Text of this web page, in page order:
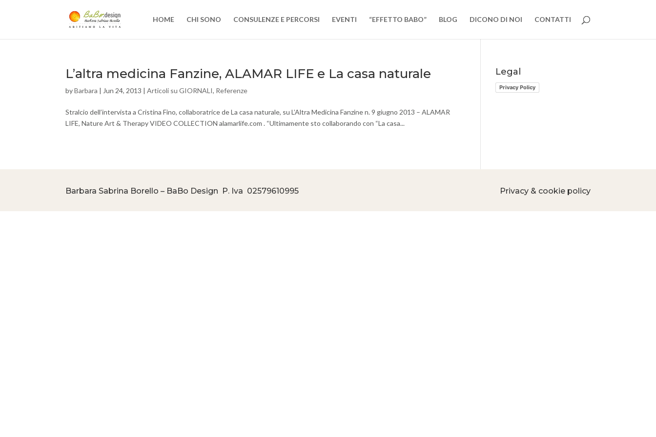
HOME CHI SONO CONSULENZE E PERCORSI EVENTI “EFFETTO BABO” BLOG DICONO DI NOI CONTATTI
L’altra medicina Fanzine, ALAMAR LIFE e La casa naturale
byBarbara | Jun 24, 2013 |Articoli su GIORNALI, Referenze
Stralcio dell’intervista a Cristina Fino, collaboratrice de La casa naturale, su L’Altra Medicina Fanzine n. 9 giugno 2013 – ALAMAR
LIFE, Nature Art & Therapy VIDEO COLLECTION alamarlife.com . “Ultimamente sto collaborando con “La casa...
Legal
Privacy Policy
Barbara Sabrina Borello – BaBo Design P. Iva 02579610995 Privacy & cookie policy